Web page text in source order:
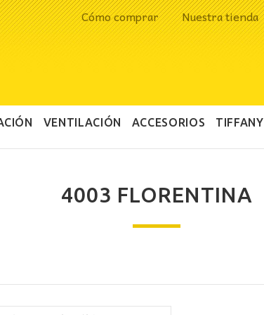
Cómo comprar Nuestra tienda
VENTILACIÓN ACCESORIOS TIFFANY
4003 FLORENTINA